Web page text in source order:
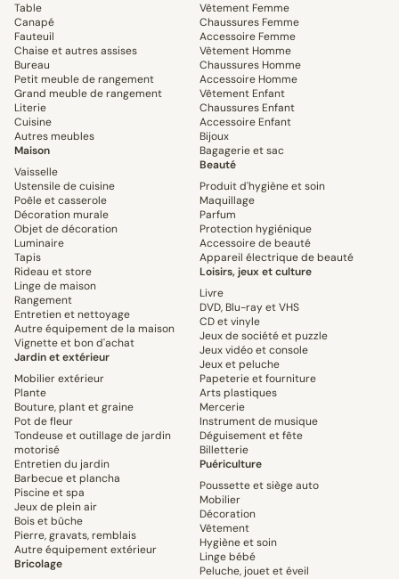
Table
Canapé
Fauteuil
Chaise et autres assises
Bureau
Petit meuble de rangement
Grand meuble de rangement
Literie
Cuisine
Autres meubles
Maison
Vaisselle
Ustensile de cuisine
Poêle et casserole
Décoration murale
Objet de décoration
Luminaire
Tapis
Rideau et store
Linge de maison
Rangement
Entretien et nettoyage
Autre équipement de la maison
Vignette et bon d'achat
Jardin et extérieur
Mobilier extérieur
Plante
Bouture, plant et graine
Pot de fleur
Tondeuse et outillage de jardin
motorisé
Entretien du jardin
Barbecue et plancha
Piscine et spa
Jeux de plein air
Bois et bûche
Pierre, gravats, remblais
Autre équipement extérieur
Bricolage
Vêtement Femme
Chaussures Femme
Accessoire Femme
Vêtement Homme
Chaussures Homme
Accessoire Homme
Vêtement Enfant
Chaussures Enfant
Accessoire Enfant
Bijoux
Bagagerie et sac
Beauté
Produit d'hygiène et soin
Maquillage
Parfum
Protection hygiénique
Accessoire de beauté
Appareil électrique de beauté
Loisirs, jeux et culture
Livre
DVD, Blu-ray et VHS
CD et vinyle
Jeux de société et puzzle
Jeux vidéo et console
Jeux et peluche
Papeterie et fourniture
Arts plastiques
Mercerie
Instrument de musique
Déguisement et fête
Billetterie
Puériculture
Poussette et siège auto
Mobilier
Décoration
Vêtement
Hygiène et soin
Linge bébé
Peluche, jouet et éveil